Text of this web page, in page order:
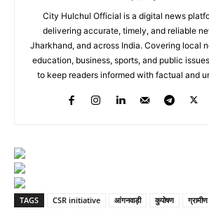
City Hulchul Official is a digital news
delivering accurate, timely, and reliable
Jharkhand, and across India. Covering local
education, business, sports, and public
to keep readers informed with factual and
TAGS CSR initiative आंगनवाड़ी कुपोषण